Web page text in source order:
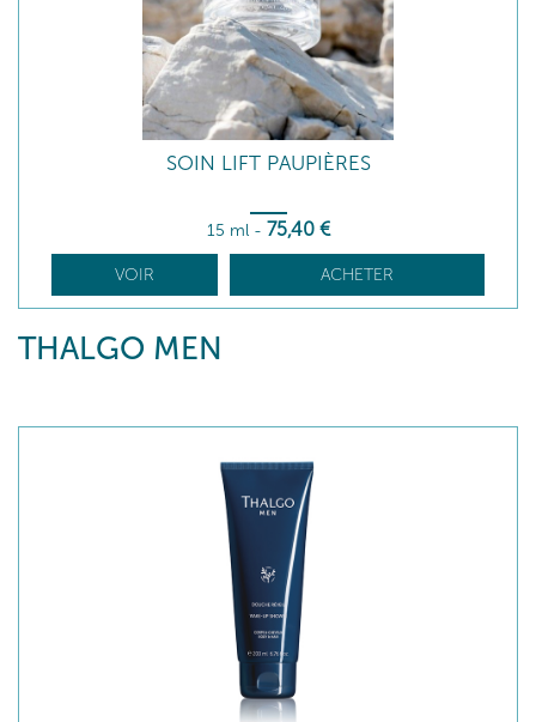
SOIN LIFT PAUPIÈRES
15 ml - 75,40 €
VOIR ACHETER
THALGO MEN